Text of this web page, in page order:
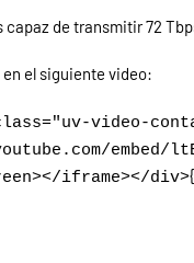
capaz de transmitir 72
el siguiente video:
video-
embed/
iframe></div>